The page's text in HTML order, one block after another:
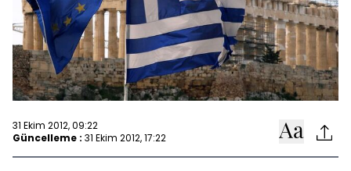
31 Ekim 2012, 09:22
Güncelleme : 31 Ekim 2012, 17:22